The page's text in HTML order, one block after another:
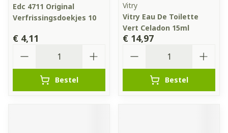
Edc 4711 Original
Verfrissingsdoekjes 10
€ 4,11
Bestel
Vitry
Vitry Eau De Toilette
Vert Celadon 15ml
€ 14,97
Bestel